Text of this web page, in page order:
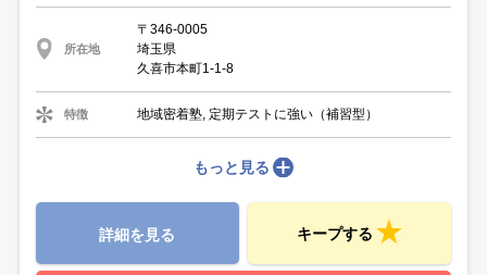
所在地
〒346-0005
埼玉県
久喜市本町1-1-8
特徴 地域密着塾, 定期テストに強い（補習型）
もっと見る
詳細を見る キープする